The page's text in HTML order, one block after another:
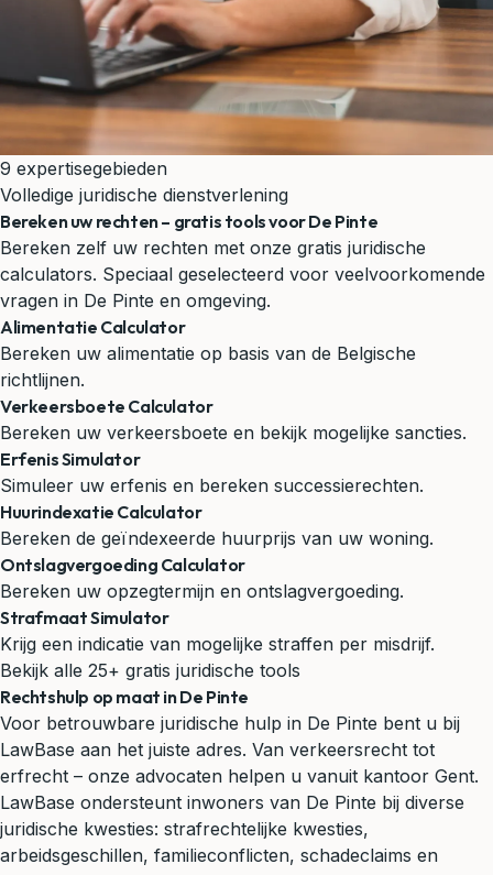
9 expertisegebieden
Volledige juridische dienstverlening
Bereken uw rechten – gratis tools voor De Pinte
Bereken zelf uw rechten met onze gratis juridische
calculators. Speciaal geselecteerd voor veelvoorkomende
vragen in De Pinte en omgeving.
Alimentatie Calculator
Bereken uw alimentatie op basis van de Belgische
richtlijnen.
Verkeersboete Calculator
Bereken uw verkeersboete en bekijk mogelijke sancties.
Erfenis Simulator
Simuleer uw erfenis en bereken successierechten.
Huurindexatie Calculator
Bereken de geïndexeerde huurprijs van uw woning.
Ontslagvergoeding Calculator
Bereken uw opzegtermijn en ontslagvergoeding.
Strafmaat Simulator
Krijg een indicatie van mogelijke straffen per misdrijf.
Bekijk alle 25+ gratis juridische tools
Rechtshulp op maat in De Pinte
Voor betrouwbare juridische hulp in De Pinte bent u bij
LawBase aan het juiste adres. Van verkeersrecht tot
erfrecht – onze advocaten helpen u vanuit kantoor Gent.
LawBase ondersteunt inwoners van De Pinte bij diverse
juridische kwesties: strafrechtelijke kwesties,
arbeidsgeschillen, familieconflicten, schadeclaims en